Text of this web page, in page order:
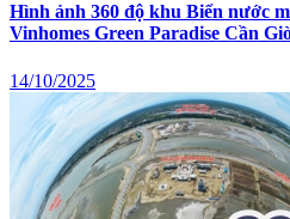
Hình ảnh 360 độ khu Biển nước
Vinhomes Green Paradise Cần
14/10/2025